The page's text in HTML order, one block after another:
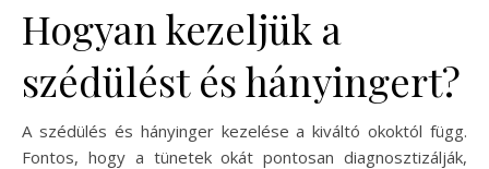
Hogyan kezeljük a
szédülést és hányingert?
A szédülés és hányinger kezelése a kiváltó okoktól függ.
Fontos, hogy a tünetek okát pontosan diagnosztizálják,